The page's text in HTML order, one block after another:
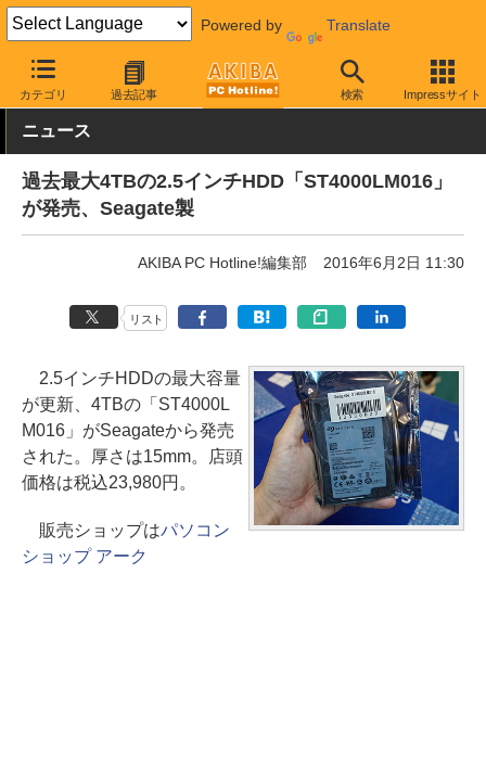
Powered by Translate
カテゴリ 過去記事 検索 Impressサイト
AKIBA PC Hotline! PCパーツ HDD（ハードディスク） Seagate
ニュース
過去最大4TBの2.5インチHDD「ST4000LM016」
が発売、Seagate製
AKIBA PC Hotline!編集部 2016年6月2日 11:30
リスト
2.5インチHDDの最大容量
が更新、4TBの「ST4000L
M016」がSeagateから発売
された。厚さは15mm。店頭
価格は税込23,980円。
販売ショップはパソコン
ショップ アーク